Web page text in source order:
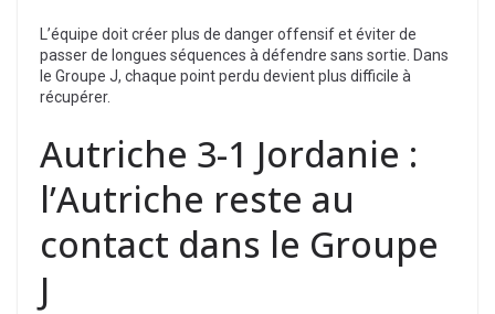
L’équipe doit créer plus de danger offensif et éviter de
passer de longues séquences à défendre sans sortie. Dans
le Groupe J, chaque point perdu devient plus difficile à
récupérer.
Autriche 3-1 Jordanie :
l’Autriche reste au
contact dans le Groupe
J